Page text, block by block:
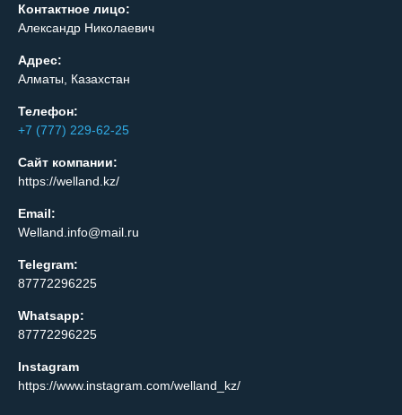
Контактное лицо:
Александр Николаевич
Адрес:
Алматы, Казахстан
Телефон:
+7 (777) 229-62-25
Сайт компании:
https://welland.kz/
Email:
Welland.info@mail.ru
Telegram:
87772296225
Whatsapp:
87772296225
Instagram
https://www.instagram.com/welland_kz/